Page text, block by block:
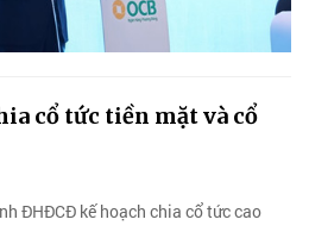
cổ tức tiền mặt và cổ
ĐHĐCĐ kế hoạch chia cổ tức cao